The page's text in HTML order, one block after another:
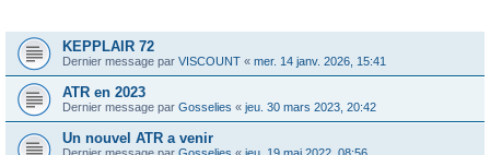
KEPPLAIR 72
Dernier message par VISCOUNT « mer. 14 janv. 2026, 15:41
ATR en 2023
Dernier message par Gosselies « jeu. 30 mars 2023, 20:42
Un nouvel ATR a venir